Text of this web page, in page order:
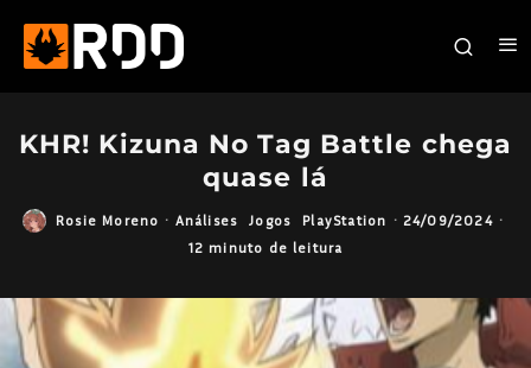
KHR! Kizuna No Tag Battle chega
quase lá
Rosie Moreno · Análises Jogos PlayStation · 24/09/2024 ·
12 minuto de leitura